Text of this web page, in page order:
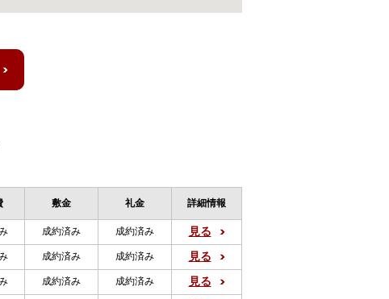
敷金 礼金 詳細情報
成約済み 成約済み 見る
成約済み 成約済み 見る
成約済み 成約済み 見る